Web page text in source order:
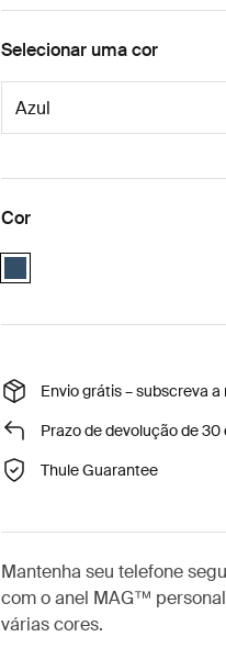
Selecionar uma cor
Cor
Envio grátis – subscreva
Prazo de devolução de 30
Thule Guarantee
Mantenha seu telefone
com o anel MAG™
várias cores.